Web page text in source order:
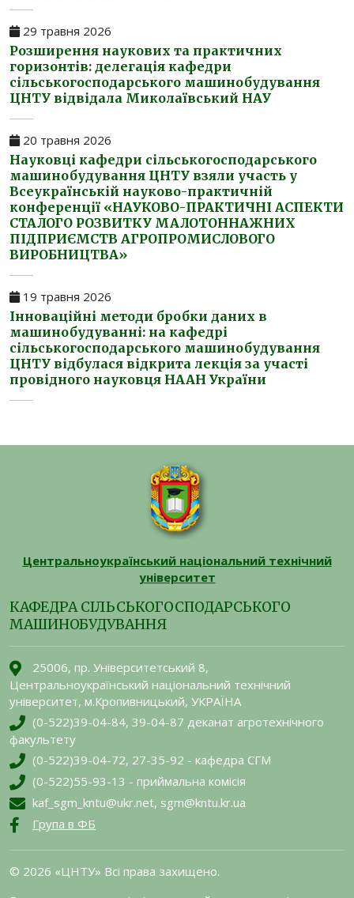
29 травня 2026
Розширення наукових та практичних
горизонтів: делегація кафедри
сільськогосподарського машинобудування
ЦНТУ відвідала Миколаївський НАУ
20 травня 2026
Науковці кафедри сільськогосподарського
машинобудування ЦНТУ взяли участь у
Всеукраїнській науково-практичній
конференції «НАУКОВО-ПРАКТИЧНІ АСПЕКТИ
СТАЛОГО РОЗВИТКУ МАЛОТОННАЖНИХ
ПІДПРИЄМСТВ АГРОПРОМИСЛОВОГО
ВИРОБНИЦТВА»
19 травня 2026
Інноваційні методи бробки даних в
машинобудуванні: на кафедрі
сільськогосподарського машинобудування
ЦНТУ відбулася відкрита лекція за участі
провідного науковця НААН України
Центральноукраїнський національний технічний
університет
КАФЕДРА СІЛЬСЬКОГОСПОДАРСЬКОГО
МАШИНОБУДУВАННЯ
25006, пр. Університетський 8,
Центральноукраїнський національний технічний
університет, м.Кропивницький, УКРАЇНА
(0-522)39-04-84, 39-04-87 деканат агротехнічного
факультету
(0-522)39-04-72, 27-35-92 - кафедра СГМ
(0-522)55-93-13 - приймальна комісія
kaf_sgm_kntu@ukr.net, sgm@kntu.kr.ua
Група в ФБ
© 2026 «ЦНТУ» Всі права захищено.